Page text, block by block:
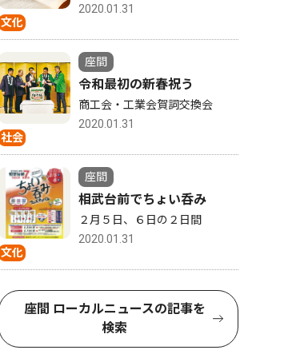
文化
2020.01.31
社会
座間
令和最初の新春祝う
商工会・工業会賀詞交換会
2020.01.31
文化
座間
相武台前でちょい呑み
２月５日、６日の２日間
2020.01.31
座間 ローカルニュースの記事を
検索